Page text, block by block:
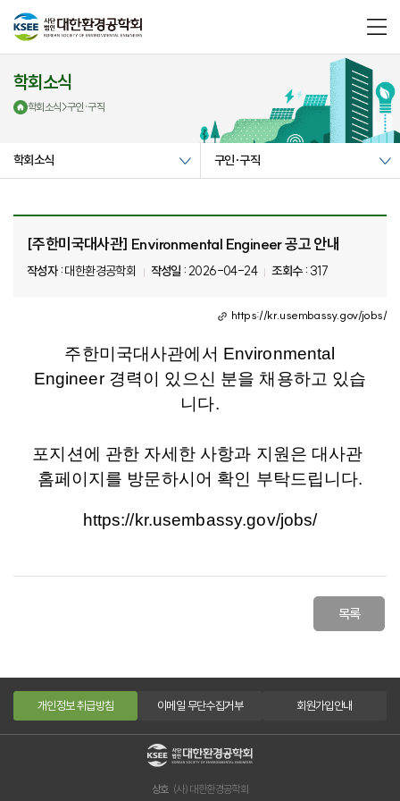
메
뉴
학회소식
학회소식>구인·구직
학회소식 구인·구직
[주한미국대사관] Environmental Engineer 공고 안내
작성자 :대한환경공학회 작성일 : 2026-04-24 조회수 : 317
https://kr.usembassy.gov/jobs/
주한미국대사관에서 Environmental
Engineer 경력이 있으신 분을 채용하고 있습
니다.
포지션에 관한 자세한 사항과 지원은 대사관
홈페이지를 방문하시어 확인 부탁드립니다.
https://kr.usembassy.gov/jobs/
목록
개인정보 취급방침 이메일 무단수집거부 회원가입안내
상호 (사) 대한환경공학회